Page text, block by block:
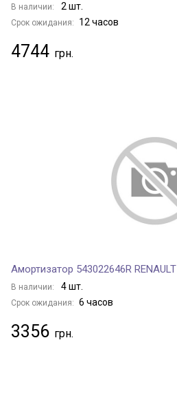
В наличии: 2 шт.
Срок ожидания: 12 часов
4744
Амортизатор 543022646R RENAULT
В наличии: 4 шт.
Срок ожидания: 6 часов
3356